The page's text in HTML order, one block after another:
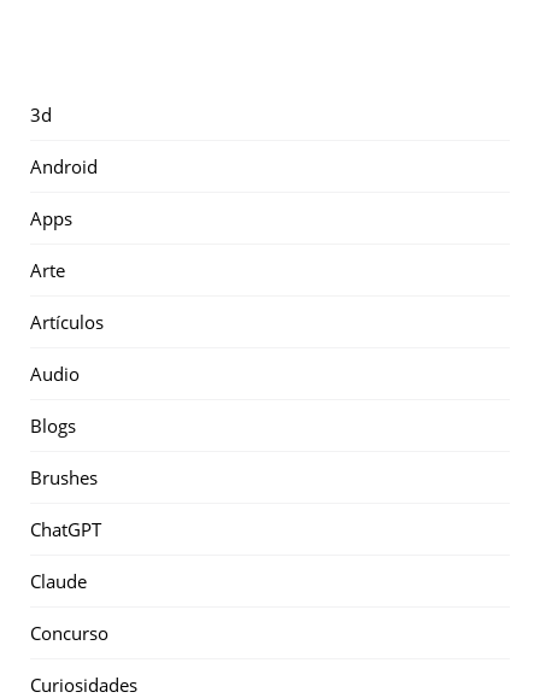
3d
Android
Apps
Arte
Artículos
Audio
Blogs
Brushes
ChatGPT
Claude
Concurso
Curiosidades